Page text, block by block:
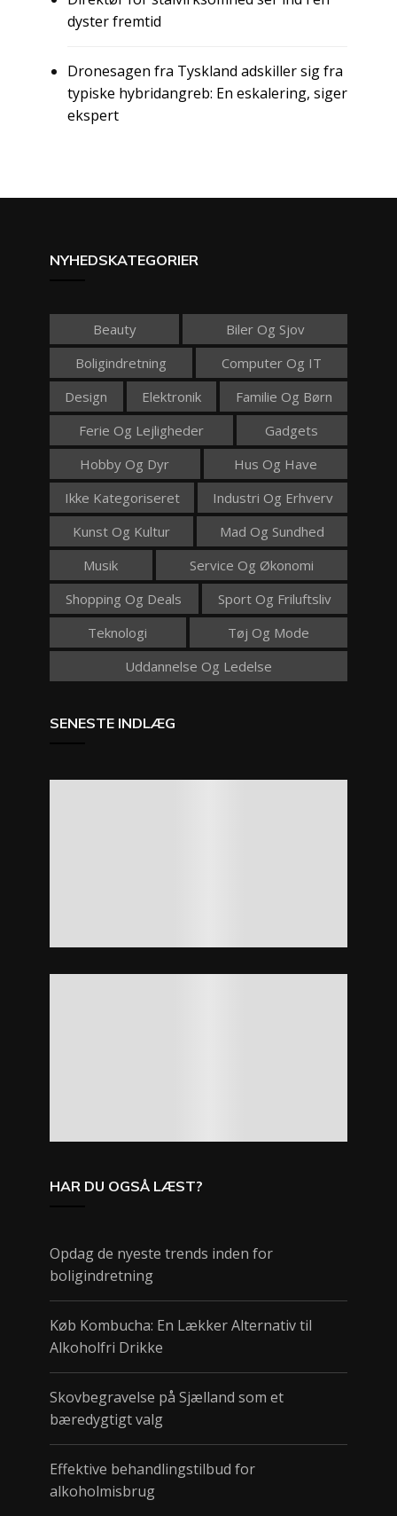
dyster fremtid
Dronesagen fra Tyskland adskiller sig fra
typiske hybridangreb: En eskalering, siger
ekspert
NYHEDSKATEGORIER
Beauty
Biler Og Sjov
Boligindretning
Computer Og IT
Design
Elektronik
Familie Og Børn
Ferie Og Lejligheder
Gadgets
Hobby Og Dyr
Hus Og Have
Ikke Kategoriseret
Industri Og Erhverv
Kunst Og Kultur
Mad Og Sundhed
Musik
Service Og Økonomi
Shopping Og Deals
Sport Og Friluftsliv
Teknologi
Tøj Og Mode
Uddannelse Og Ledelse
SENESTE INDLÆG
HAR DU OGSÅ LÆST?
Opdag de nyeste trends inden for
boligindretning
Køb Kombucha: En Lækker Alternativ til
Alkoholfri Drikke
Skovbegravelse på Sjælland som et
bæredygtigt valg
Effektive behandlingstilbud for
alkoholmisbrug